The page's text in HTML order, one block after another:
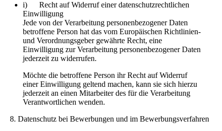
i) Recht auf Widerruf einer datenschutzrechtlichen
Einwilligung
Jede von der Verarbeitung personenbezogener Daten
betroffene Person hat das vom Europäischen Richtlinien-
und Verordnungsgeber gewährte Recht, eine
Einwilligung zur Verarbeitung personenbezogener Daten
jederzeit zu widerrufen.
Möchte die betroffene Person ihr Recht auf Widerruf
einer Einwilligung geltend machen, kann sie sich hierzu
jederzeit an einen Mitarbeiter des für die Verarbeitung
Verantwortlichen wenden.
8. Datenschutz bei Bewerbungen und im Bewerbungsverfahren